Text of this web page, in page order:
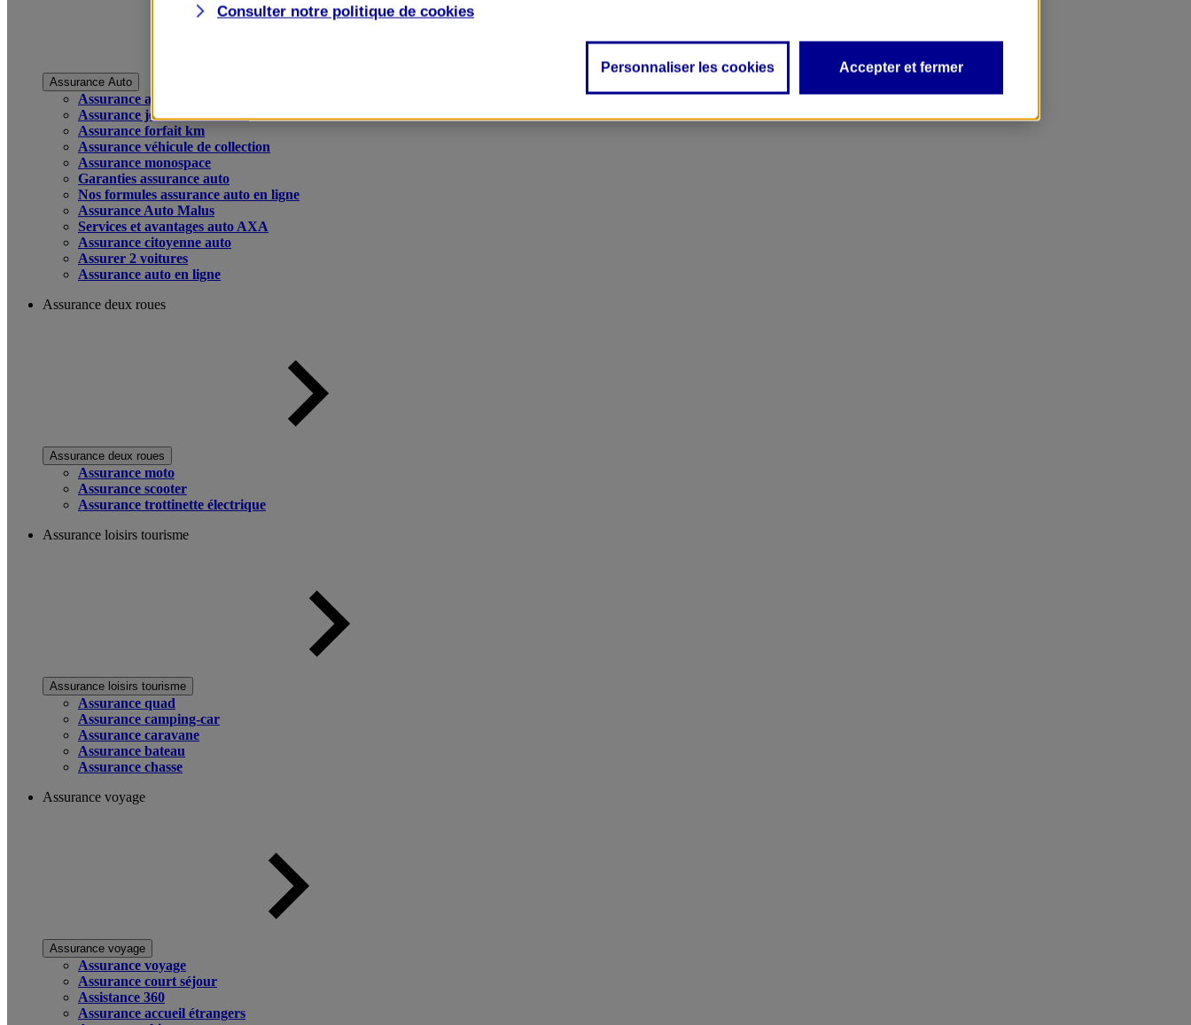
Assurance Auto
Assurance auto
Assurance jeune conducteur
Assurance forfait km
Assurance véhicule de collection
Assurance monospace
Garanties assurance auto
Nos formules assurance auto en ligne
Assurance Auto Malus
Services et avantages auto AXA
Assurance citoyenne auto
Assurer 2 voitures
Assurance auto en ligne
Assurance deux roues
Assurance deux roues
Assurance moto
Assurance scooter
Assurance trottinette électrique
Assurance loisirs tourisme
Assurance loisirs tourisme
Assurance quad
Assurance camping-car
Assurance caravane
Assurance bateau
Assurance chasse
Assurance voyage
Assurance voyage
Assurance voyage
Assurance court séjour
Assistance 360
Assurance accueil étrangers
Consulter notre politique de cookies
Personnaliser les cookies Accepter et fermer